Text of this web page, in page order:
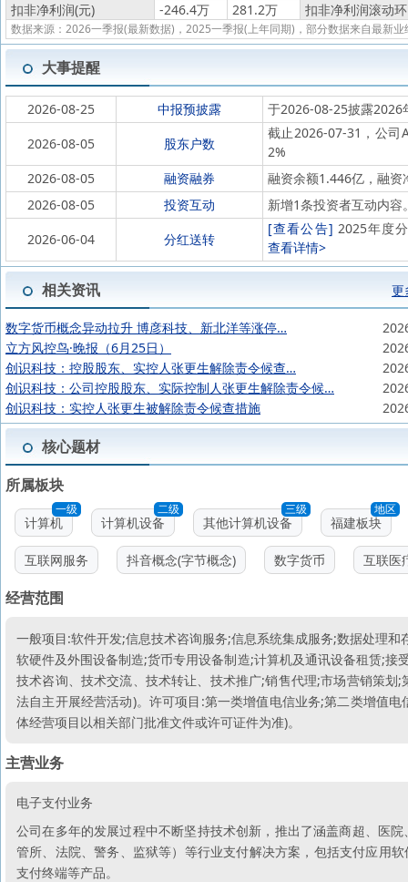
扣非净利润(元)
-246.4万 281.2万 扣非净利润滚动
数据来源：2026一季报(最新数据)，2025一季报(上年同期)，部分数据来自最新业
大事提醒
2026-08-25 中报预披露
于2026-08-25披露2026
2026-08-05
股东户数
截止2026-07-31，公司
2%
2026-08-05
融资融券
融资余额1.446亿，融资
2026-08-05
投资互动
新增1条投资者互动内容
2026-06-04
分红送转
[查看公告] 2025年度
查看详情>
相关资讯 更
数字货币概念异动拉升 博彦科技、新北洋等涨停…
立方风控鸟·晚报（6月25日）
创识科技：控股股东、实控人张更生解除责令候查…
创识科技：公司控股股东、实际控制人张更生解除责令候…
创识科技：实控人张更生被解除责令候查措施
核心题材
所属板块
一级
计算机
二级
计算机设备
三级
其他计算机设备
地区
福建板块
互联网服务 抖音概念(字节概念) 数字货币 互联医
经营范围
一般项目:软件开发;信息技术咨询服务;信息系统集成服务;数据处理
软硬件及外围设备制造;货币专用设备制造;计算机及通讯设备租赁;
技术咨询、技术交流、技术转让、技术推广;销售代理;市场营销策
法自主开展经营活动)。许可项目:第一类增值电信业务;第二类增值
体经营项目以相关部门批准文件或许可证件为准)。
主营业务
电子支付业务
公司在多年的发展过程中不断坚持技术创新，推出了涵盖商超、医
管所、法院、警务、监狱等）等行业支付解决方案，包括支付应用
支付终端等产品。